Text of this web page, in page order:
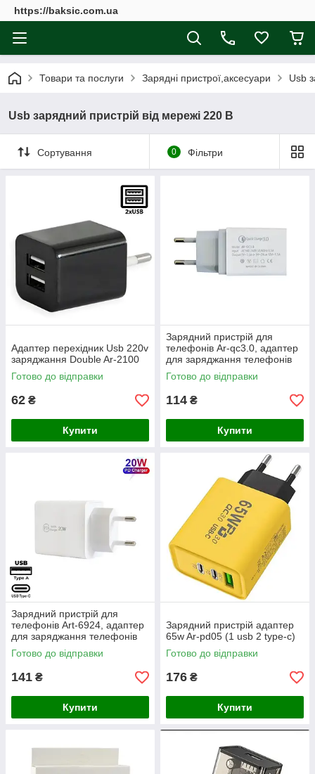
https://baksic.com.ua
Товари та послуги Зарядні пристрої,аксесуари Usb
Usb зарядний пристрій від мережі 220 В
Сортування 0 Фільтри
Адаптер перехідник Usb 220v
заряджання Double Ar-2100
Готово до відправки
62 ₴
Купити
Зарядний пристрій для
телефонів Ar-qc3.0, адаптер
для заряджання телефонів
Готово до відправки
114 ₴
Купити
Зарядний пристрій для
телефонів Art-6924, адаптер
для заряджання телефонів
Quick Charge 3.0
Готово до відправки
141 ₴
Купити
Зарядний пристрій адаптер
65w Ar-pd05 (1 usb 2 type-c)
Готово до відправки
176 ₴
Купити